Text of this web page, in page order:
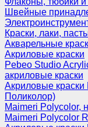
Швейные
Краски, лаки,
Акварельные
Акриловые краски
Pebeo Studio
акриловые краски
Акриловые
Поликолор)
Maimeri Polycolor,
Maimeri Polycolor